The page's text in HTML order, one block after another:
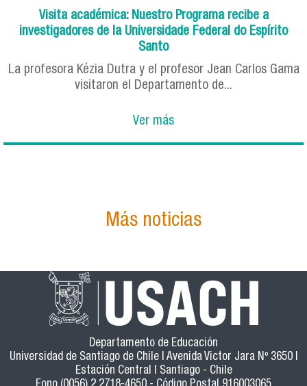
Visita académica: Nuestro Programa recibe a
investigadores de la Universidade Federal do Espírito
Santo
La profesora Kézia Dutra y el profesor Jean Carlos Gama
visitaron el Departamento de...
Ver más
Más noticias
Departamento de Educación
Universidad de Santiago de Chile | Avenida Victor Jara Nº 3650 |
Estación Central | Santiago - Chile